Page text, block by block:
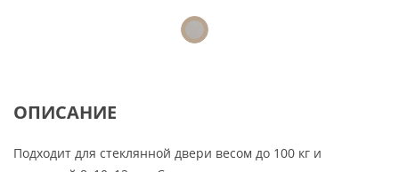
ОПИСАНИЕ
Подходит для стеклянной двери весом до 100 кг и